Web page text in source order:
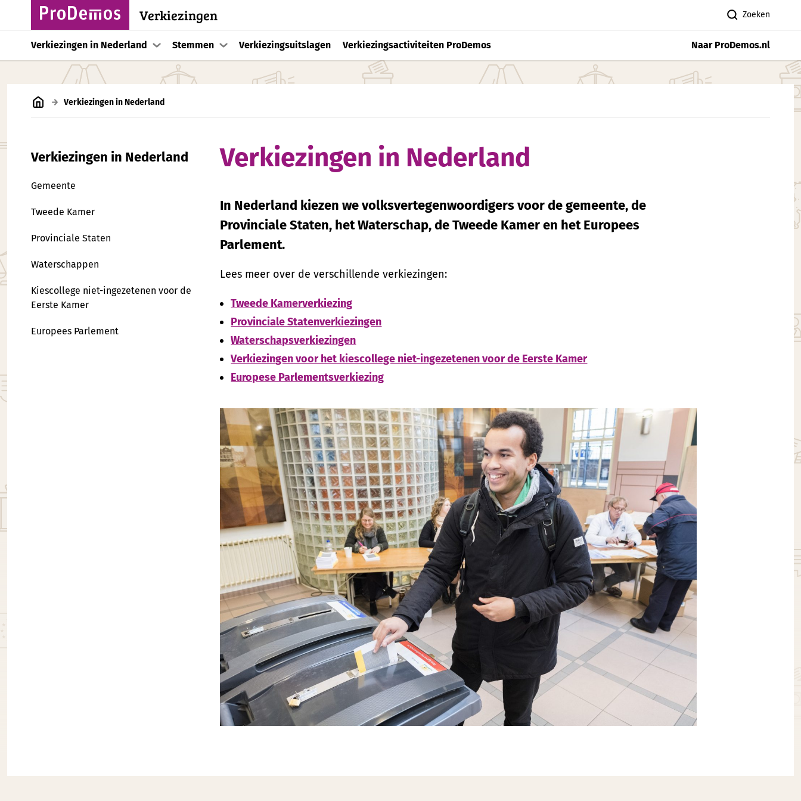
Verkiezingen Zoeken
Verkiezingen in Nederland Stemmen Verkiezingsuitslagen Verkiezingsactiviteiten ProDemos Naar ProDemos.nl
Verkiezingen in Nederland
Verkiezingen in Nederland
Gemeente
Tweede Kamer
Provinciale Staten
Waterschappen
Kiescollege niet-ingezetenen voor de
Eerste Kamer
Europees Parlement
Verkiezingen in Nederland
In Nederland kiezen we volksvertegenwoordigers voor de gemeente, de
Provinciale Staten, het Waterschap, de Tweede Kamer en het Europees
Parlement.
Lees meer over de verschillende verkiezingen:
Tweede Kamerverkiezing
Provinciale Statenverkiezingen
Waterschapsverkiezingen
Verkiezingen voor het kiescollege niet-ingezetenen voor de Eerste Kamer
Europese Parlementsverkiezing